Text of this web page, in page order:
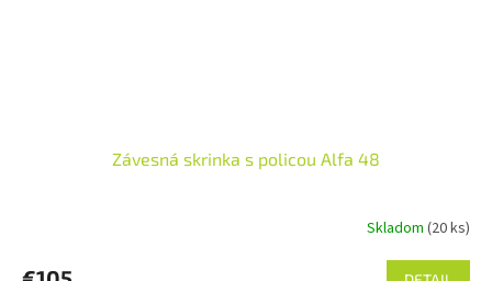
Závesná skrinka s policou Alfa 48
Skladom (20 ks)